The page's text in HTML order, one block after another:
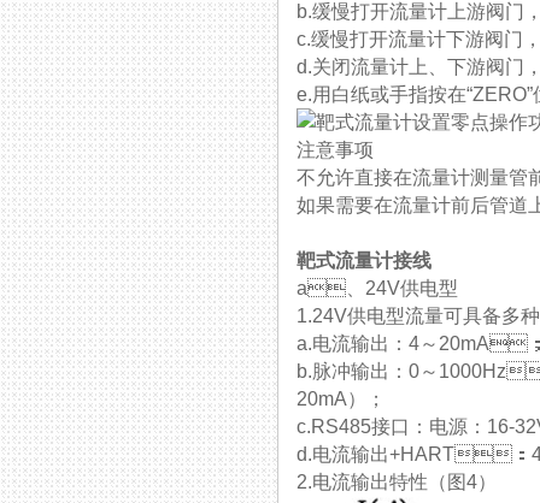
b.缓慢打开流量计上游阀门
c.缓慢打开流量计下游阀门
d.关闭流量计上、下游阀门
e.用白纸或手指按在
注意事项
不允许直接在流量计测量管前
如果需要在流量计前后管道上
靶式流量计接线
a、24V供电型
1.24V供电型流量可具备多种
a.电流输出：4～20mA；
b.脉冲输出：0～
20mA）；
c.RS485接口：电源：
d.电流输出+HART：4
2.电流输出特性（图4）